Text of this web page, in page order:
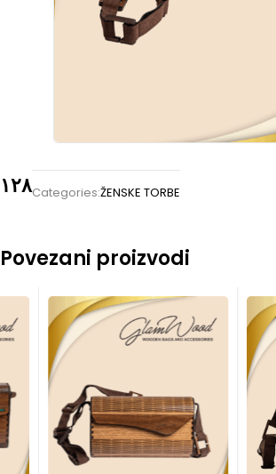
١٢٨Categories:ŽENSKE TORBE
Povezani proizvodi